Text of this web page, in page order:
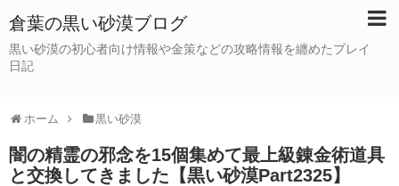
倉葉の黒い砂漠ブログ
黒い砂漠の初心者向け情報や金策などの攻略情報を纏めたプレイ
日記
ホーム 黒い砂漠
闇の精霊の邪念を15個集めて最上級錬金術道具
と交換してきました【黒い砂漠Part2325】